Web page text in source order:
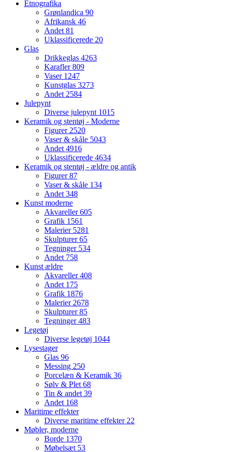
Etnografika
Grønlandica 90
Afrikansk 46
Andet81
Uklassificerede 20
Glas
Drikkeglas 4263
Karafler809
Vaser 1247
Kunstglas 3273
Andet2584
Julepynt
Diverse julepynt 1015
Keramik og stentøj - Moderne
Figurer2520
Vaser & skåle 5043
Andet4916
Uklassificerede 4634
Keramik og stentøj - ældre og antik
Figurer87
Vaser & skåle 134
Andet348
Kunst moderne
Akvareller605
Grafik 1561
Malerier 5281
Skulpturer65
Tegninger 534
Andet 758
Kunst ældre
Akvareller408
Andet 175
Grafik 1876
Malerier2678
Skulpturer85
Tegninger483
Legetøj
Diverse legetøj 1044
Lysestager
Glas 96
Messing 250
Porcelæn & Keramik 36
Sølv & Plet68
Tin & andet39
Andet 168
Maritime effekter
Diverse maritime effekter22
Møbler, moderne
Borde 1370
Møbelsæt 53